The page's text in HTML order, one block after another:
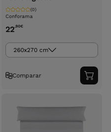
Conforama
(0)
22,90€
260x270 cm
Comparar
ao